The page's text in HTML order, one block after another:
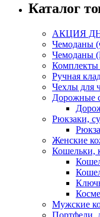
Каталог
АКЦИЯ
Чемоданы
Чемоданы
Комплекты
Ручная
Чехлы для
Дорожные
Рюкзаки,
Женские
Кошельки,
Мужские